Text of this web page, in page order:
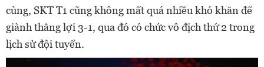
cùng, SKT T1 cũng không mất quá nhiều khó khăn để
giành thắng lợi 3-1, qua đó có chức vô địch thứ 2 trong
lịch sử đội tuyển.